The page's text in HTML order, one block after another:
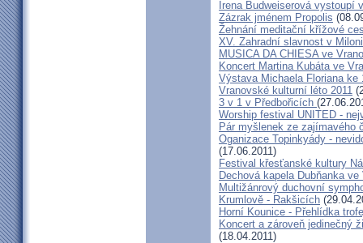
Irena Budweiserová vystoupí
Zázrak jménem Propolis
Žehnání meditační křížové
XV. Zahradní slavnost v
MUSICA DA CHIESA ve
Koncert Martina Kubáta ve
Výstava Michaela Floriana ke
Vranovské kulturní léto 2011
3 v 1 v Předbořicích
Worship festival UNITED -
Pár myšlenek ze zajímavého
Oganizace Topinkyády -
(17.06.2011)
Festival křesťanské kultury
Dechová kapela Dubňanka
Multižánrový duchovní
Krumlově - Rakšicích
Horní Kounice - Přehlídka
Koncert a zároveň jedinečný
(18.04.2011)